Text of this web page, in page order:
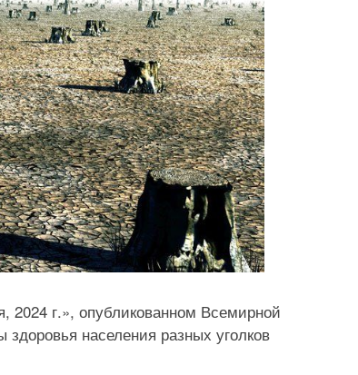
2024 г.», опубликованном Всемирной
населения разных уголков